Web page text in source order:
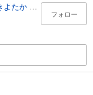
よたか
梅木泰祐
フォロー